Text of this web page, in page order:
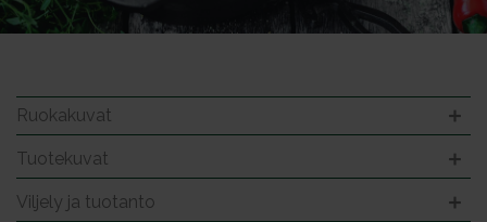
Ruokakuvat
Tuotekuvat
Viljely ja tuotanto